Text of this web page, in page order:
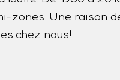
zones. Une raison
chez nous!